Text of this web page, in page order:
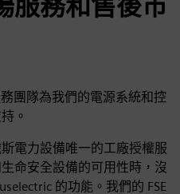
團隊為我們的電源系統和控
。
電力設備唯一的工廠授權服
命安全設備的可用性時，沒
的功能。我們的 FSE